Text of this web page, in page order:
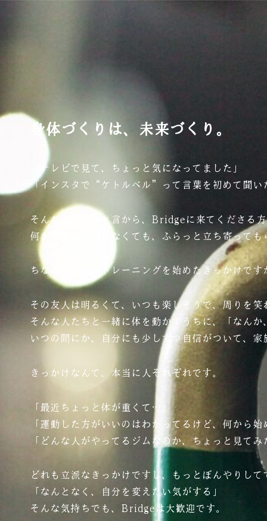
身体づくりは、未来づくり。
「テレビで見て、ちょっと気になってました」
「インスタで“ケトルベル”って言葉を初めて聞い
そんな素朴なひと言から、Bridgeに来てくださる
何か特別な理由がなくても、ふらっと立ち寄って
ちなみに、私がトレーニングを始めたきっかけで
その友人は明るくて、いつも楽しそうで、周りを
そんな人たちと一緒に体を動かすうちに、「なん
いつの間にか、自分にも少しずつ自信がついて、
きっかけなんて、本当に人それぞれです。
「最近ちょっと体が重くて…」
「運動した方がいいのはわかってるけど、何から
「どんな人がやってるジムなのか、ちょっと見てみ
どれも立派なきっかけですし、もっとぼんやりし
「なんとなく、自分を変えたい気がする」
そんな気持ちでも、Bridgeは大歓迎です。